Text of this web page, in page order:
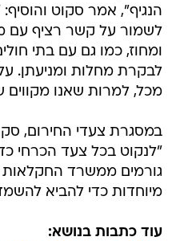
הנגיף", אמר סקוט והוסיף:
לשמור על קשר רציף עם
ומחוז, כמו גם עם בתי
לבקרת מחלות ומניעתן.
מכל, למרות שאנו מקווים
במסגרת צעדי החירום,
"לנקוט בכל צעד הכרחי
גורמים ממשרד החקלאות
מיוחדות כדי להביא
עוד כתבות בנושא: